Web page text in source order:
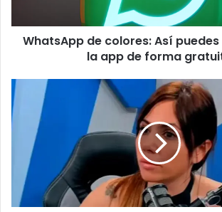
WhatsApp de colores: Así
la app de forma